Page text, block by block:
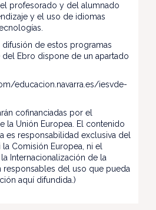
profesorado y del alumnado
y el uso de idiomas
difusión de estos programas
del Ebro dispone de un apartado
educacion.navarra.es/iesvde-
cofinanciadas por el
la Unión Europea. El contenido
es responsabilidad exclusiva del
la Comisión Europea, ni el
Internacionalización de la
responsables del uso que pueda
aquí difundida.)